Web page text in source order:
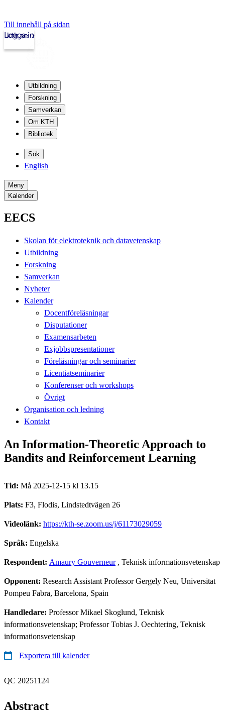
Till innehåll på sidan
kth.se
Logga in
Utbildning
Forskning
Samverkan
Om KTH
Bibliotek
Sök
English
Meny
Kalender
EECS
Skolan för elektroteknik och datavetenskap
Utbildning
Forskning
Samverkan
Nyheter
Kalender
Docentföreläsningar
Disputationer
Examensarbeten
Exjobbspresentationer
Föreläsningar och seminarier
Licentiatseminarier
Konferenser och workshops
Övrigt
Organisation och ledning
Kontakt
An Information-Theoretic Approach to
Bandits and Reinforcement Learning
Tid: Må 2025-12-15 kl 13.15
Plats: F3, Flodis, Lindstedtvägen 26
Videolänk: https://kth-se.zoom.us/j/61173029059
Språk: Engelska
Respondent: Amaury Gouverneur, Teknisk informationsvetenskap
Opponent: Research Assistant Professor Gergely Neu, Universitat
Pompeu Fabra, Barcelona, Spain
Handledare: Professor Mikael Skoglund, Teknisk
informationsvetenskap; Professor Tobias J. Oechtering, Teknisk
informationsvetenskap
Exportera till kalender
QC 20251124
Abstract